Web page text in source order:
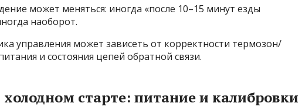
может меняться: иногда «после 10–15 минут езды
наоборот.
управления может зависеть от корректности термозон/
и состояния цепей обратной связи.
старте: питание и калибровки